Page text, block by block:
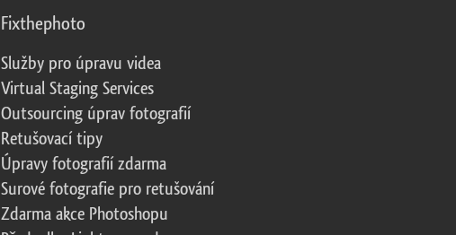
Fixthephoto
Služby pro úpravu videa
Virtual Staging Services
Outsourcing úprav fotografií
Retušovací tipy
Úpravy fotografií zdarma
Surové fotografie pro retušování
Zdarma akce Photoshopu